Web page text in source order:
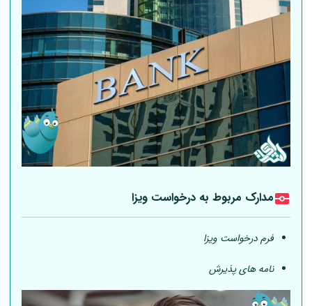
مدارک مربوط به درخواست ویزا
فرم درخواست ویزا
نامه های پذیرش